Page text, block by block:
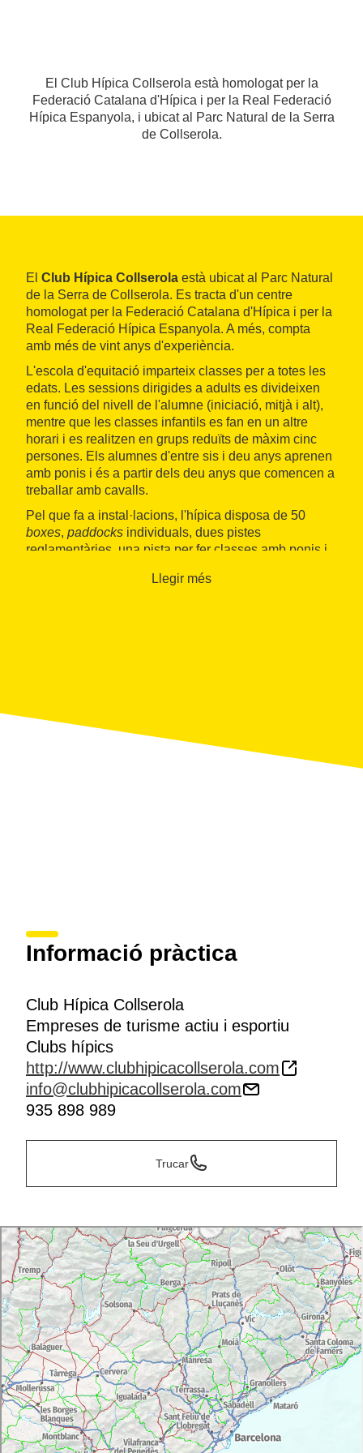
El Club Hípica Collserola està homologat per la
Federació Catalana d'Hípica i per la Real Federació
Hípica Espanyola, i ubicat al Parc Natural de la Serra
de Collserola.
El Club Hípica Collserola està ubicat al Parc Natural
de la Serra de Collserola. Es tracta d'un centre
homologat per la Federació Catalana d'Hípica i per la
Real Federació Hípica Espanyola. A més, compta
amb més de vint anys d'experiència.
L'escola d'equitació imparteix classes per a totes les
edats. Les sessions dirigides a adults es divideixen
en funció del nivell de l'alumne (iniciació, mitjà i alt),
mentre que les classes infantils es fan en un altre
horari i es realitzen en grups reduïts de màxim cinc
persones. Els alumnes d'entre sis i deu anys aprenen
amb ponis i és a partir dels deu anys que comencen a
treballar amb cavalls.
Pel que fa a instal·lacions, l'hípica disposa de 50
boxes, paddocks individuals, dues pistes
reglamentàries, una pista per fer classes amb ponis i
Llegir més
Informació pràctica
Club Hípica Collserola
Empreses de turisme actiu i esportiu
Clubs hípics
http://www.clubhipicacollserola.com
info@clubhipicacollserola.com
935 898 989
Trucar